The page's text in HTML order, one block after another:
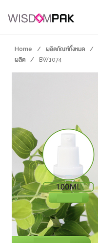
Home / ผลิตภัณฑ์ทั้งหมด /
ผลิต
/ BW1074